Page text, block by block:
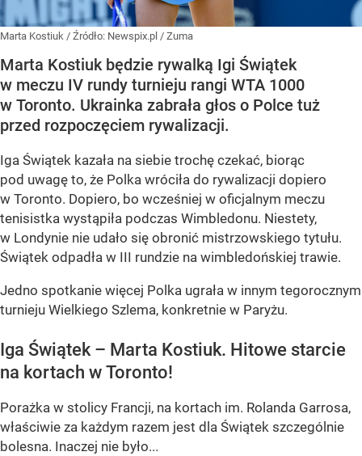
Marta Kostiuk / Źródło: Newspix.pl / Zuma
Marta Kostiuk będzie rywalką Igi Świątek
w meczu IV rundy turnieju rangi WTA 1000
w Toronto. Ukrainka zabrała głos o Polce tuż
przed rozpoczęciem rywalizacji.
Iga Świątek kazała na siebie trochę czekać, biorąc
pod uwagę to, że Polka wróciła do rywalizacji dopiero
w Toronto. Dopiero, bo wcześniej w oficjalnym meczu
tenisistka wystąpiła podczas Wimbledonu. Niestety,
w Londynie nie udało się obronić mistrzowskiego tytułu.
Świątek odpadła w III rundzie na wimbledońskiej trawie.
Jedno spotkanie więcej Polka ugrała w innym tegorocznym
turnieju Wielkiego Szlema, konkretnie w Paryżu.
Iga Świątek – Marta Kostiuk. Hitowe starcie
na kortach w Toronto!
Porażka w stolicy Francji, na kortach im. Rolanda Garrosa,
właściwie za każdym razem jest dla Świątek szczególnie
bolesna. Inaczej nie było...